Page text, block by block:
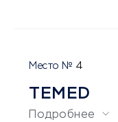
4
TEMED
Подробнее